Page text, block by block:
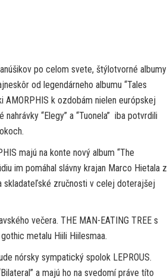
po celom svete, štýlotvorné albumy
od legendárneho albumu “Tales
AMORPHIS k ozdobám nielen európskej
“Elegy” a “Tuonela” iba potvrdili
majú na konte nový album “The
im pomáhal slávny krajan Marco Hietala z
skladateľské zručnosti v celej doterajšej
večera. THE MAN-EATING TREE s
metalu Hiili Hiilesmaa.
nórsky sympatický spolok LEPROUS.
a majú ho na svedomí práve títo